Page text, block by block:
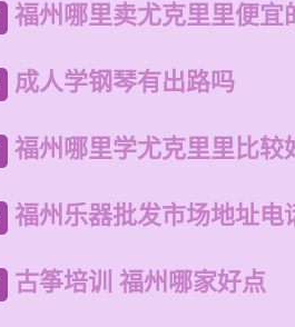
福州哪里卖尤克里里便宜
成人学钢琴有出路吗
福州哪里学尤克里里比较
福州乐器批发市场地址电
古筝培训 福州哪家好点